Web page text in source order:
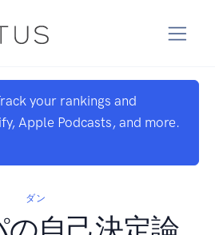
your rankings and
Apple Podcasts, and more.
ダン